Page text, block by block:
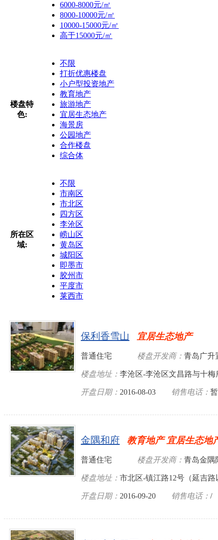
6000-8000元/㎡
8000-10000元/㎡
10000-15000元/㎡
高于15000元/㎡
楼盘特
色:
不限
打折优惠楼盘
小户型投资地产
教育地产
旅游地产
宜居生态地产
海景房
公园地产
合作楼盘
综合体
所在区
域:
不限
市南区
市北区
四方区
李沧区
崂山区
黄岛区
城阳区
即墨市
胶州市
平度市
莱西市
保利香雪山 宜居生态地产
普通住宅 楼盘开发商： 青岛广升
楼盘地址： 李沧区-李沧区文昌路与十梅
开盘日期： 2016-08-03 销售电话：
金隅和府 教育地产 宜居生态地
普通住宅 楼盘开发商： 青岛金隅
楼盘地址： 市北区-镇江路12号（延吉
开盘日期： 2016-09-20 销售电话： /